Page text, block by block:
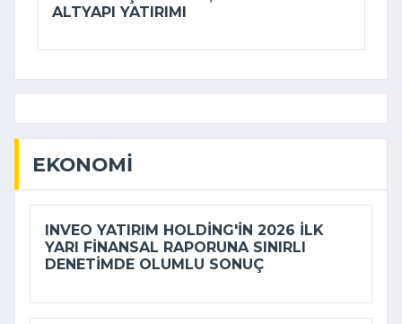
ALTYAPI YATIRIMI
EKONOMI
INVEO YATIRIM HOLDING'IN 2026 ILK
YARI FINANSAL RAPORUNA SINIRLI
DENETIMDE OLUMLU SONUÇ